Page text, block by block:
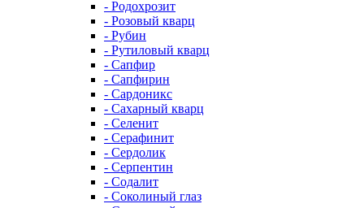
- Родохрозит
- Розовый кварц
- Рубин
- Рутиловый кварц
- Сапфир
- Сапфирин
- Сардоникс
- Сахарный кварц
- Селенит
- Серафинит
- Сердолик
- Серпентин
- Содалит
- Соколиный глаз